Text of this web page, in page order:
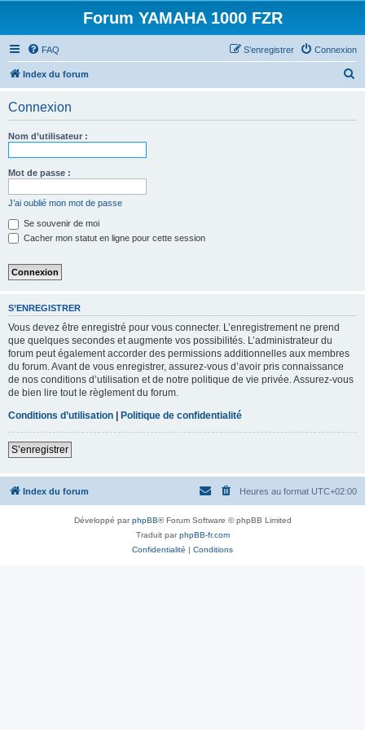
Forum YAMAHA 1000 FZR
FAQ Connexion
S’enregistrer
Index du forum
Connexion
Nom d’utilisateur :
Mot de passe :
J’ai oublié mon mot de passe
Se souvenir de moi
Cacher mon statut en ligne pour cette session
S’ENREGISTRER
Vous devez être enregistré pour vous connecter. L’enregistrement ne prend
que quelques secondes et augmente vos possibilités. L’administrateur du
forum peut également accorder des permissions additionnelles aux membres
du forum. Avant de vous enregistrer, assurez-vous d’avoir pris connaissance
de nos conditions d’utilisation et de notre politique de vie privée. Assurez-vous
de bien lire tout le règlement du forum.
Conditions d’utilisation | Politique de confidentialité
S’enregistrer
Index du forum Heures au format UTC+02:00
Développé parphpBB® Forum Software © phpBB Limited
Traduit parphpBB-fr.com
Confidentialité | Conditions